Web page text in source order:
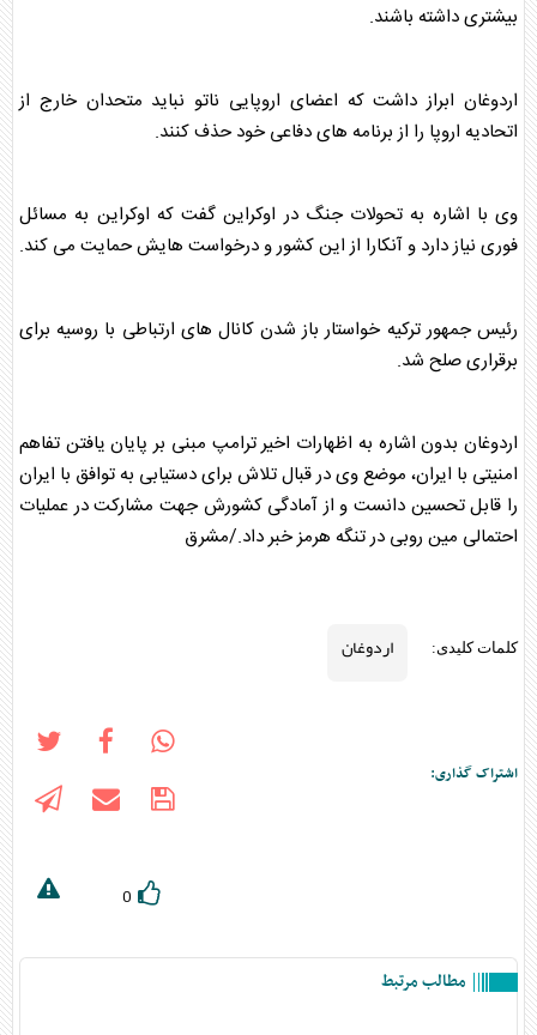
بیشتری داشته باشند.
اردوغان ابراز داشت که اعضای اروپایی ناتو نباید متحدان خارج از
اتحادیه اروپا را از برنامه های دفاعی خود حذف کنند.
وی با اشاره به تحولات جنگ در اوکراین گفت که اوکراین به مسائل
فوری نیاز دارد و آنکارا از این کشور و درخواست هایش حمایت می کند.
رئیس جمهور ترکیه خواستار باز شدن کانال های ارتباطی با روسیه برای
برقراری صلح شد.
اردوغان بدون اشاره به اظهارات اخیر ترامپ مبنی بر پایان یافتن تفاهم
امنیتی با ایران، موضع وی در قبال تلاش برای دستیابی به توافق با ایران
را قابل تحسین دانست و از آمادگی کشورش جهت مشارکت در عملیات
احتمالی مین روبی در تنگه هرمز خبر داد./مشرق
کلمات کلیدی: اردوغان
اشتراک گذاری:
0
مطالب مرتبط